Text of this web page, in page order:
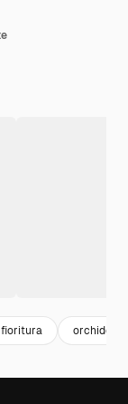
fioritura orchidea